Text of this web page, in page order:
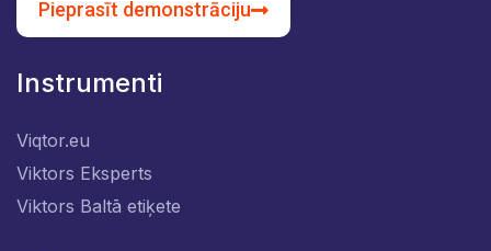
Pieprasīt demonstrāciju
Instrumenti
Viqtor.eu
Viktors Eksperts
Viktors Baltā etiķete